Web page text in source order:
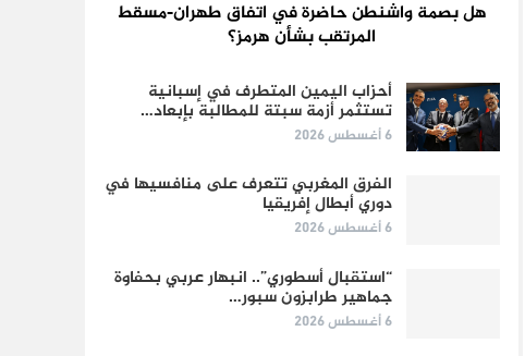
هل بصمة واشنطن حاضرة في اتفاق طهران-مسقط
المرتقب بشأن هرمز؟
أحزاب اليمين المتطرف في إسبانية
تستثمر أزمة سبتة للمطالبة بإبعاد…
6 أغسطس 2026
الفرق المغربي تتعرف على منافسيها في
دوري أبطال إفريقيا
6 أغسطس 2026
“استقبال أسطوري”.. انبهار عربي بحفاوة
جماهير طرابزون سبور…
6 أغسطس 2026